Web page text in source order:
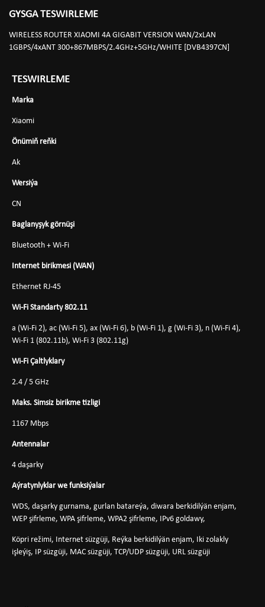
GYSGA TESWIRLEME
WIRELESS ROUTER XIAOMI 4A GIGABIT VERSION WAN/2xLAN
1GBPS/4xANT 300+867MBPS/2.4GHz+5GHz/WHITE [DVB4397CN]
TESWIRLEME
Marka
Xiaomi
Önümiň reňki
Ak
Wersiýa
CN
Baglanyşyk görnüşi
Bluetooth + Wi-Fi
Internet birikmesi (WAN)
Ethernet RJ-45
Wi-Fi Standarty 802.11
a (Wi-Fi 2), ac (Wi-Fi 5), ax (Wi-Fi 6), b (Wi-Fi 1), g (Wi-Fi 3), n (Wi-Fi 4),
Wi-Fi 1 (802.11b), Wi-Fi 3 (802.11g)
Wi-Fi Çaltlyklary
2.4 / 5 GHz
Maks. Simsiz birikme tizligi
1167 Mbps
Antennalar
4 daşarky
Aýratynlyklar we funksiýalar
WDS, daşarky gurnama, gurlan batareýa, diwara berkidilýän enjam,
WEP şifrleme, WPA şifrleme, WPA2 şifrleme, IPv6 goldawy,
Köpri režimi, Internet süzgüji, Reýka berkidilýän enjam, Iki zolakly
işleýiş, IP süzgüji, MAC süzgüji, TCP/UDP süzgüji, URL süzgüji